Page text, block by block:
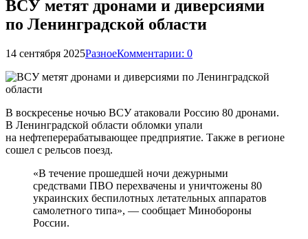
ВСУ метят дронами и диверсиями
по Ленинградской области
14 сентября 2025РазноеКомментарии: 0
В воскресенье ночью ВСУ атаковали Россию 80 дронами.
В Ленинградской области обломки упали
на нефтеперерабатывающее предприятие. Также в регионе
сошел с рельсов поезд.
«В течение прошедшей ночи дежурными
средствами ПВО перехвачены и уничтожены 80
украинских беспилотных летательных аппаратов
самолетного типа», — сообщает Минобороны
России.